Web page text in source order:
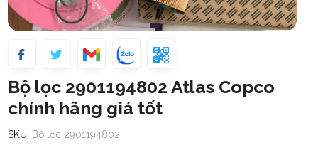
Bộ lọc 2901194802 Atlas Copco
chính hãng giá tốt
SKU: Bộ lọc 2901194802